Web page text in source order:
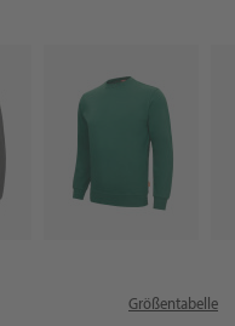
Größentabelle